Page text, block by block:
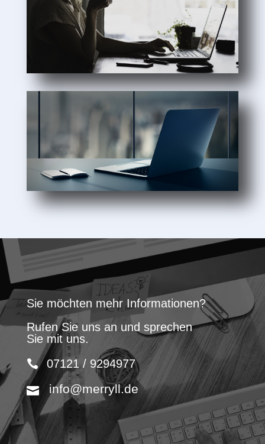
Sie möchten mehr Informationen?
Rufen Sie uns an und sprechen
Sie mit uns.
07121 / 9294977
info@merryll.de